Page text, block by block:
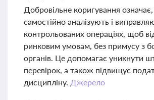
Добровільне коригування
самостійно аналізують і
контрольованих операціях, щоб
ринковим умовам, без примусу з
органів. Це допомагає уникнути
перевірок, а також підвищує
дисципліну. Джерело